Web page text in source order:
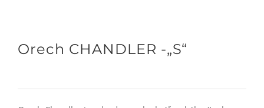
Orech CHANDLER -„S“